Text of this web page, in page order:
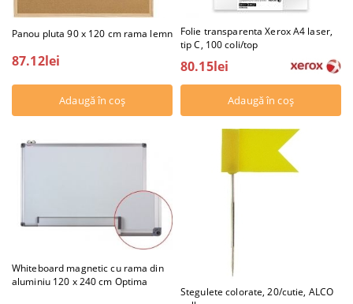
Panou pluta 90 x 120 cm rama lemn
87.12lei
Folie transparenta Xerox A4 laser,
tip C, 100 coli/top
80.15lei
Whiteboard magnetic cu rama din
aluminiu 120 x 240 cm Optima
Stegulete colorate, 20/cutie, ALCO